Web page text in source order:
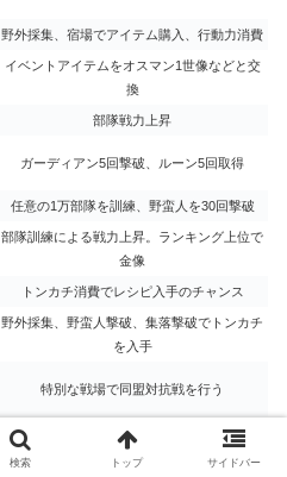
野外採集、宿場でアイテム購入、行動力消費
イベントアイテムをオスマン1世像などと交
換
部隊戦力上昇
ガーディアン5回撃破、ルーン5回取得
任意の1万部隊を訓練、野蛮人を30回撃破
部隊訓練による戦力上昇。ランキング上位で
金像
トンカチ消費でレシピ入手のチャンス
野外採集、野蛮人撃破、集落撃破でトンカチ
を入手
特別な戦場で同盟対抗戦を行う
食料と木材150万以上、石材100万以上、計
500万以上採取
検索 トップ サイドバー